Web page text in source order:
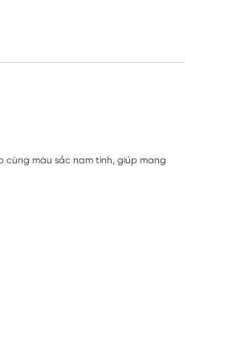
cùng màu sắc nam tính, giúp mang